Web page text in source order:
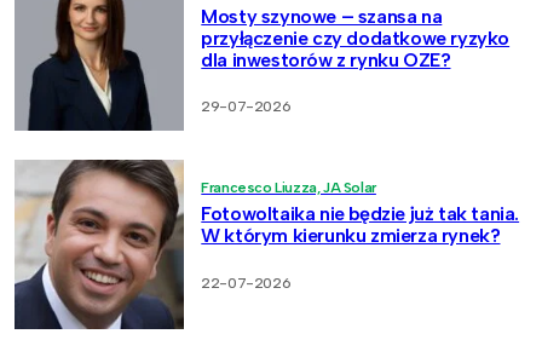
Mosty szynowe – szansa na
przyłączenie czy dodatkowe ryzyko
dla inwestorów z rynku OZE?
29-07-2026
Francesco Liuzza, JA Solar
Fotowoltaika nie będzie już tak tania.
W którym kierunku zmierza rynek?
22-07-2026